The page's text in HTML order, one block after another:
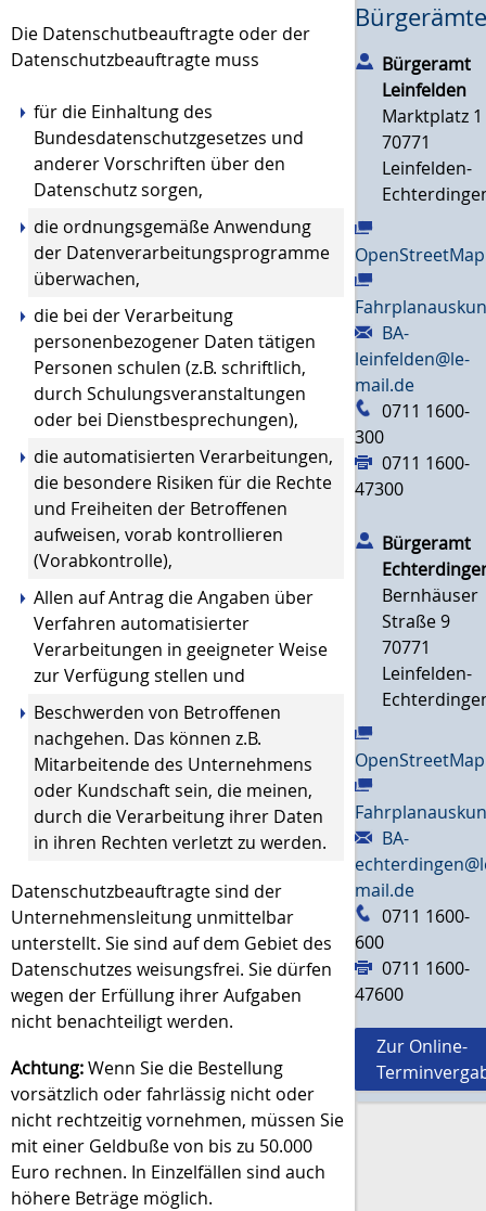
Die Datenschutbeauftragte oder der
Datenschutzbeauftragte muss
für die Einhaltung des
Bundesdatenschutzgesetzes und
anderer Vorschriften über den
Datenschutz sorgen,
die ordnungsgemäße Anwendung
der Datenverarbeitungsprogramme
überwachen,
die bei der Verarbeitung
personenbezogener Daten tätigen
Personen schulen (z.B. schriftlich,
durch Schulungsveranstaltungen
oder bei Dienstbesprechungen),
die automatisierten Verarbeitungen,
die besondere Risiken für die Rechte
und Freiheiten der Betroffenen
aufweisen, vorab kontrollieren
(Vorabkontrolle),
Allen auf Antrag die Angaben über
Verfahren automatisierter
Verarbeitungen in geeigneter Weise
zur Verfügung stellen und
Beschwerden von Betroffenen
nachgehen. Das können z.B.
Mitarbeitende des Unternehmens
oder Kundschaft sein, die meinen,
durch die Verarbeitung ihrer Daten
in ihren Rechten verletzt zu werden.
Datenschutzbeauftragte sind der
Unternehmensleitung unmittelbar
unterstellt. Sie sind auf dem Gebiet des
Datenschutzes weisungsfrei. Sie dürfen
wegen der Erfüllung ihrer Aufgaben
nicht benachteiligt werden.
Achtung:Wenn Sie die Bestellung
vorsätzlich oder fahrlässig nicht oder
nicht rechtzeitig vornehmen, müssen Sie
mit einer Geldbuße von bis zu 50.000
Euro rechnen. In Einzelfällen sind auch
höhere Beträge möglich.
Bürgeramt
Leinfelden
Marktplatz 1
70771
Leinfelden-
OpenStreetMap
BA-
leinfelden@le-
mail.de
0711 1600-
300
0711 1600-
47300
Bürgeramt
Bernhäuser
Straße 9
70771
Leinfelden-
OpenStreetMap
BA-
mail.de
0711 1600-
600
0711 1600-
47600
Zur Online-